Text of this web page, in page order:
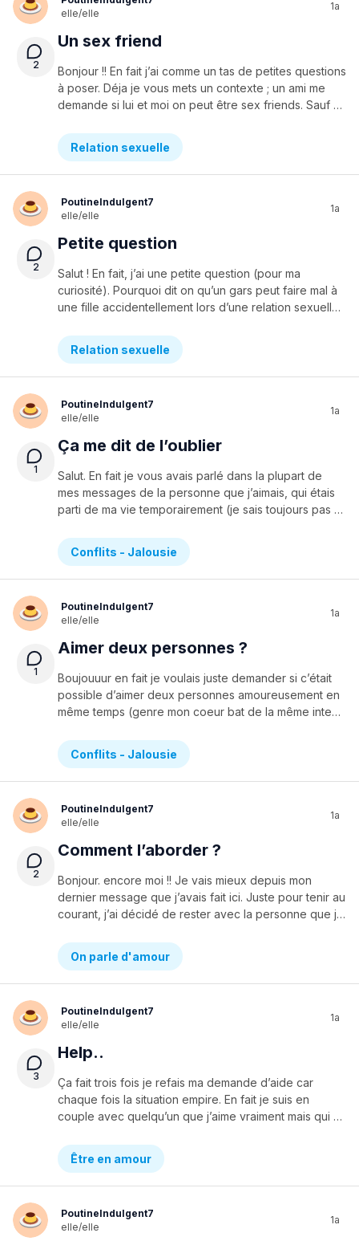
elle/elle
1a
Un sex friend
Bonjour !! En fait j’ai comme un tas de petites questions
à poser. Déja je vous mets un contexte ; un ami me
demande si lui et moi on peut être sex friends. Sauf que je ne sais pas trop c’est quoi ni quels bails ces personnes dans ce genre de relations peuvent avoir. Pourriez vous me l’expliquer un tit peu en détails ? Aussi, je me demande si c’est faisable d’en avoir un si tu es en couple. Merci de me répondre ;)
2
Relation sexuelle
PoutineIndulgent7
elle/elle
1a
Petite question
Salut ! En fait, j’ai une petite question (pour ma
curiosité). Pourquoi dit on qu’un gars peut faire mal à
une fille accidentellement lors d’une relation sexuelle ? Merci de répondre à ma petite question et bonne journée
2
Relation sexuelle
PoutineIndulgent7
elle/elle
1a
Ça me dit de l’oublier
Salut. En fait je vous avais parlé dans la plupart de
mes messages de la personne que j’aimais, qui étais
parti de ma vie temporairement (je sais toujours pas quand il revient). On menait une relation à distance et tout allait. Sauf que là, on me dit qu’il faut que je l’oublie, sinon je me brise moi même ect ect. Voilà un extrait de message que j’ai reçu ; « on peut pas attendre éternellement sans savoir, c'est pas humain et c'est toxique pour toi ». Sauf que moi je l’aimerais toujours et je sais pas si je dois vraiment avancer.. En même temps, ça fait presque deux mois que je l’attends. Je suis ouverte à tous les opinions et merci de me répondre au plus vite pour que je puisse voir bientôt plus clair !!
1
Conflits - Jalousie
PoutineIndulgent7
elle/elle
1a
Aimer deux personnes ?
Boujouuur en fait je voulais juste demander si c’était
possible d’aimer deux personnes amoureusement en
même temps (genre mon coeur bat de la même intensité pour eux). On m’a dit la derniere fois que c’était tout à fait faisable mais je veux juste avoir une confirmation. Merciii !!
1
Conflits - Jalousie
PoutineIndulgent7
elle/elle
1a
Comment l’aborder ?
Bonjour. encore moi !! Je vais mieux depuis mon
dernier message que j’avais fait ici. Juste pour tenir au
courant, j’ai décidé de rester avec la personne que j’aime vraiment c’est a dire celui dont je parle depuis le début (encore merciiii pour l’aide).Cette fois ci, j’ai un problème d’un autre style. Pour tout dire, un de mes amis avaient un crush sur une amie. Il m’en avait parlé hier. Sauf qu’il était presque sûr que ce n’était pas réciproque. Et il avait raison.. Ce matin, j’ai parlé a la fille (mon ami m’avait demandé d’enquêter) et elle m’a dit qu’elle le considérait comme un simple ami. « De toute façon, j’ai déjà mon combat au collège. » Elle m’a même confié qu’il était un peu bizzare avec elle,du genre qu’il croyait toujours qu’elle le pecho. Maintenant, je suis supposée parler de ça a mon ami. Même si je voulais le cacher, je ne pourrais pas car ça me ferait trop mal de le voir confiant alors qu’en fait, elle en a rien a faire de lui..Je n’ai pas envie de lui dire directement du genre « Tu sais je voulais te dire..elle ne t’aime pas ». De un, je trouve que ça fait un peu trop brusque et de deux, cet ami a des tas de problèmes ces temps ci, disons que je n’aimerais pas qu’il fasse une bêtise après que je lui ai fait part de cette nouvelle. Alors je voudrais avoir un peu d’aide pour savoir comment aborder ce sujet sans qu’il pense à des idées suicidaires ou autre. Merci d’avance !!!
2
On parle d'amour
PoutineIndulgent7
elle/elle
1a
Help..
Ça fait trois fois je refais ma demande d’aide car
chaque fois la situation empire. En fait je suis en
couple avec quelqu’un que j’aime vraiment mais qui a disparu de ma vie depuis quelques temps. Sauf qu’il ya quelques temps, je me suis fait un nouvel ami. Pis cet ami et moi, on est proches quand meme. Sauf qu’il ya quelques minutes, il vient de me dire ses sentiments. Mais le pire, ce qui me stresse au max de chez max, c’est que je ne suis pas INDIFFÉRENTE a lui. Genre je ne l’aime pas comme un simple ami banal, mais pas comme un amoureux non plus (genre ya 0 papillons ect ect). Je ne sais pas quoi faire, ni comment l’identifier. En plus j’aime quelqu’un..je ne peux juste pas aimer deux personnes a la fois. Quelqu’un a une réponse à ça ou pourrais m’aider..? Merciiii !!
3
Être en amour
PoutineIndulgent7
elle/elle
1a